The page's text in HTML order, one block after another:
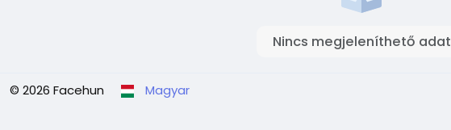
Nincs megjeleníthető adat
© 2026 Facehun Magyar